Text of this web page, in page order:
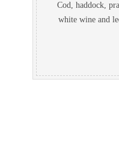
Cod, haddock,
white wine and